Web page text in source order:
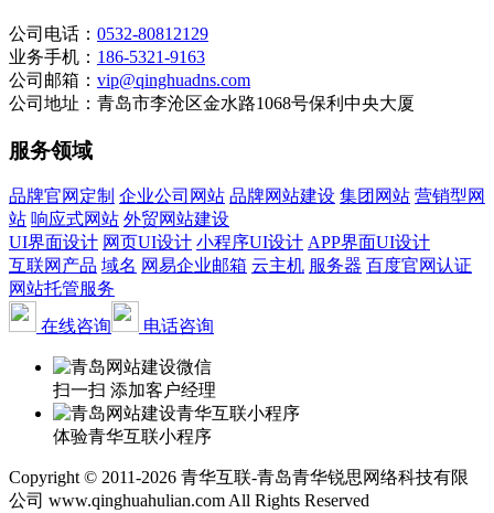
公司电话： 0532-80812129
业务手机： 186-5321-9163
公司邮箱： vip@qinghuadns.com
公司地址：青岛市李沧区金水路1068号保利中央大厦
服务领域
品牌官网定制 企业公司网站 品牌网站建设 集团网站 营销型网
站 响应式网站 外贸网站建设
UI界面设计 网页UI设计 小程序UI设计 APP界面UI设计
互联网产品 域名 网易企业邮箱 云主机 服务器 百度官网认证
网站托管服务
在线咨询
电话咨询
扫一扫 添加客户经理
体验青华互联小程序
Copyright © 2011-2026 青华互联-青岛青华锐思网络科技有限
公司 www.qinghuahulian.com All Rights Reserved